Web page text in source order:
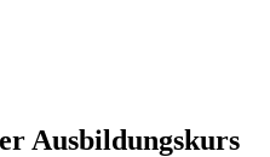
Ausbildungskurs